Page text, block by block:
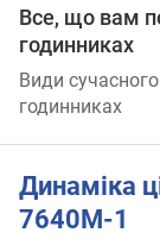
Все, що вам
годинниках
Види
годинниках
Динаміка
7640M-1